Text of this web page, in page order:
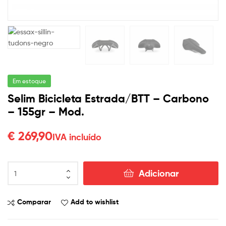
Em estoque
Selim Bicicleta Estrada/BTT – Carbono
– 155gr – Mod.
€ 269,90IVA incluído
Adicionar
Comparar Add to wishlist